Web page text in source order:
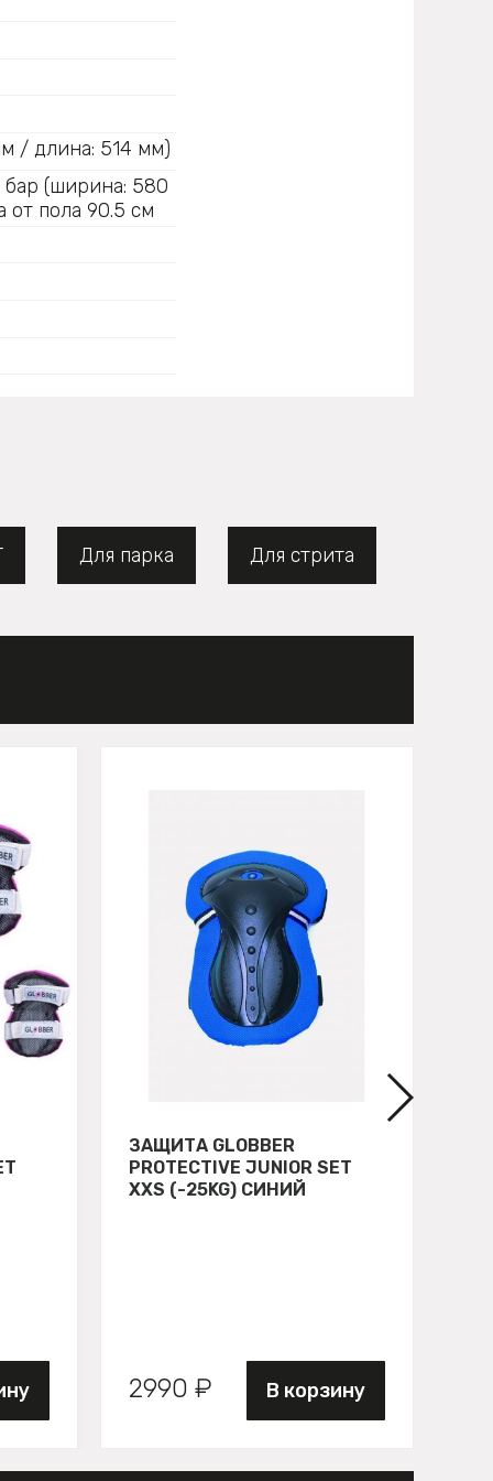
/ длина: 514 мм)
(ширина: 580
пола 90.5 см
Для парка Для стрита
ЗАЩИТА GLOBBER
PROTECTIVE JUNIOR SET
XXS (-25KG) СИНИЙ
2990 ₽ В корзину